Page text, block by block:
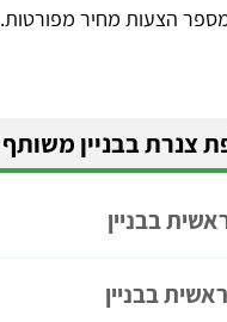
הצעות מחיר מפורטות.
צנרת בבניין משותף
בבניין
בבניין